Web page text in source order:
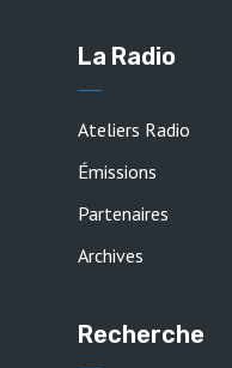
La Radio
Ateliers Radio
Émissions
Partenaires
Archives
Recherche